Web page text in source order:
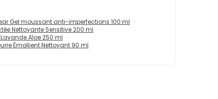
Gel moussant anti-imperfections 100 ml
Nettoyante Sensitive 200 ml
Aloe 250 ml
Émollient Nettoyant 90 ml